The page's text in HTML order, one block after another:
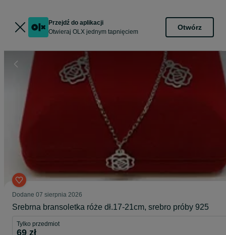
Przejdź do aplikacji
Otwieraj OLX jednym tapnięciem
Otwórz
Dodane 07 sierpnia 2026
Srebrna bransoletka róże dł.17-21cm, srebro próby 925
Tylko przedmiot
69 zł